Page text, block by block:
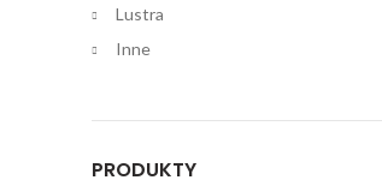
Lustra
Inne
PRODUKTY